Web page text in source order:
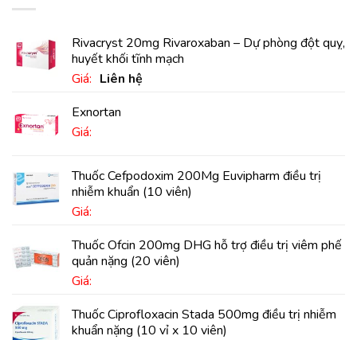
Rivacryst 20mg Rivaroxaban – Dự phòng đột quỵ,
huyết khối tĩnh mạch
Giá: Liên hệ
Exnortan
Giá:
Thuốc Cefpodoxim 200Mg Euvipharm điều trị
nhiễm khuẩn (10 viên)
Giá:
Thuốc Ofcin 200mg DHG hỗ trợ điều trị viêm phế
quản nặng (20 viên)
Giá:
Thuốc Ciprofloxacin Stada 500mg điều trị nhiễm
khuẩn nặng (10 vỉ x 10 viên)